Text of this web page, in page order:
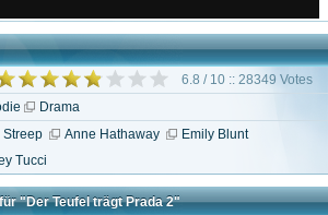
6.8 / 10 :: 28349 Votes
Drama
Streep Anne Hathaway
Emily Blunt
Tucci
"Der Teufel trägt Prada 2"